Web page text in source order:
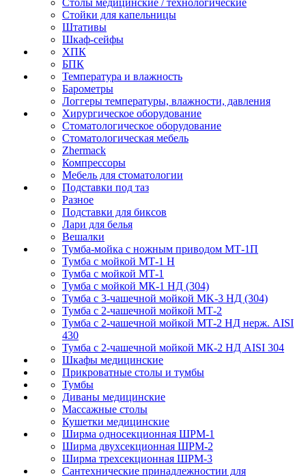
Столы медицинские / технологические
Стойки для капельницы
Штативы
Шкаф-сейфы
ХПК
БПК
Температура и влажность
Барометры
Логгеры температуры, влажности, давления
Хирургическое оборудование
Стоматологическое оборудование
Стоматологическая мебель
Zhermack
Компрессоры
Мебель для стоматологии
Подставки под таз
Разное
Подставки для биксов
Лари для белья
Вешалки
Тумба-мойка с ножным приводом МТ-1П
Тумба с мойкой МТ-1 Н
Тумба с мойкой МТ-1
Тумба с мойкой МК-1 НД (304)
Тумба с 3-чашечной мойкой МK-3 НД (304)
Тумба с 2-чашечной мойкой МТ-2
Тумба с 2-чашечной мойкой МТ-2 НД нерж. AISI
430
Тумба с 2-чашечной мойкой МК-2 НД AISI 304
Шкафы медицинские
Прикроватные столы и тумбы
Тумбы
Диваны медицинские
Массажные столы
Кушетки медицинские
Ширма односекционная ШРМ-1
Ширма двухсекционная ШРМ-2
Ширма трехсекционная ШРМ-3
Сантехнические принадлежностии для